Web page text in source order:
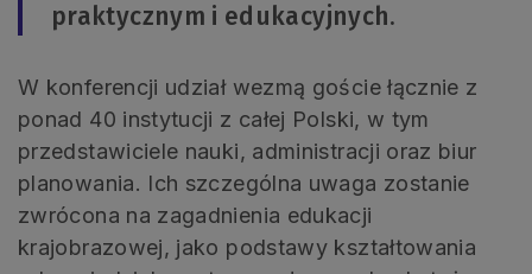
praktycznym i edukacyjnych.
W konferencji udział wezmą goście łącznie z
ponad 40 instytucji z całej Polski, w tym
przedstawiciele nauki, administracji oraz biur
planowania. Ich szczególna uwaga zostanie
zwrócona na zagadnienia edukacji
krajobrazowej, jako podstawy kształtowania